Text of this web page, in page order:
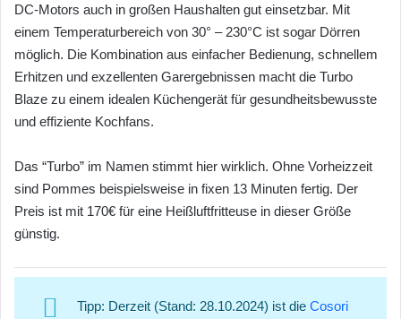
DC-Motors auch in großen Haushalten gut einsetzbar. Mit
einem Temperaturbereich von 30° – 230°C ist sogar Dörren
möglich. Die Kombination aus einfacher Bedienung, schnellem
Erhitzen und exzellenten Garergebnissen macht die Turbo
Blaze zu einem idealen Küchengerät für gesundheitsbewusste
und effiziente Kochfans.
Das “Turbo” im Namen stimmt hier wirklich. Ohne Vorheizzeit
sind Pommes beispielsweise in fixen 13 Minuten fertig. Der
Preis ist mit 170€ für eine Heißluftfritteuse in dieser Größe
günstig.
Tipp: Derzeit (Stand: 28.10.2024) ist die Cosori